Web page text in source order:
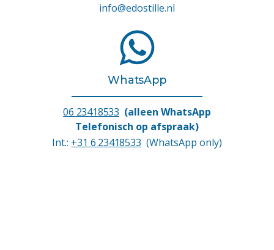
info@edostille.nl
WhatsApp
06 23418533 (alleen WhatsApp
Telefonisch op afspraak)
Int.: +31 6 23418533 (WhatsApp only)